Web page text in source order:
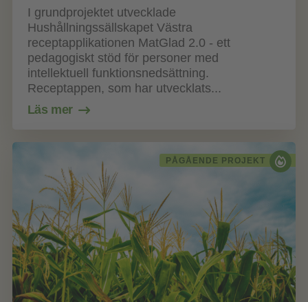
I grundprojektet utvecklade
Hushållningssällskapet Västra
receptapplikationen MatGlad 2.0 - ett
pedagogiskt stöd för personer med
intellektuell funktionsnedsättning.
Receptappen, som har utvecklats...
Läs mer
PÅGÅENDE PROJEKT